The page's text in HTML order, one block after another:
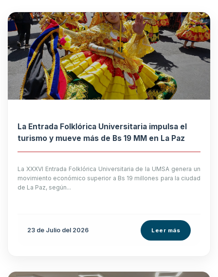
La Entrada Folklórica Universitaria impulsa el
turismo y mueve más de Bs 19 MM en La Paz
La XXXVI Entrada Folklórica Universitaria de la UMSA genera un
movimiento económico superior a Bs 19 millones para la ciudad
de La Paz, según...
23 de Julio del 2026 Leer más